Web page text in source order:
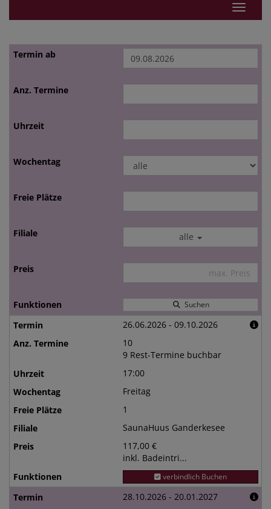
alle
Suchen
26.06.2026 - 09.10.2026
10
9 Rest-Termine buchbar
17:00
Freitag
1
SaunaHuus Ganderkesee
117,00 €
inkl. Badeintri...
verbindlich Buchen
28.10.2026 - 20.01.2027